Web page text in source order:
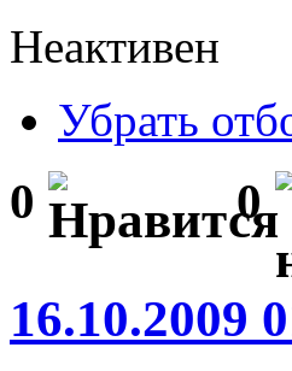
Неактивен
Убрать
0 0
16.10.2009